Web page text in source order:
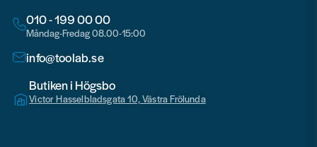
010 - 199 00 00
Måndag-Fredag 08.00-15:00
info@toolab.se
Butiken i Högsbo
Victor Hasselbladsgata 10, Västra Frölunda